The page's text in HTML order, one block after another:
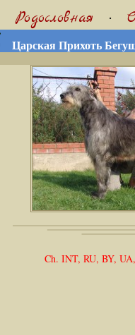
Родословная •
Царская Прихоть
Ch. INT, RU, BY,